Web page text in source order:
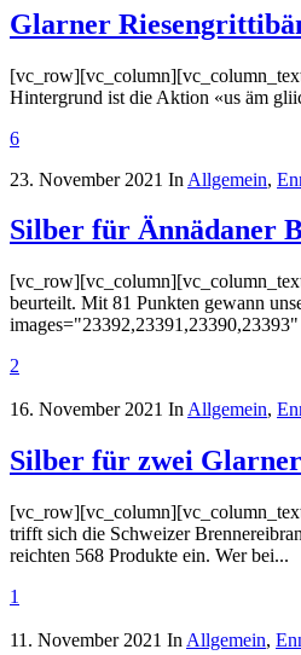
Glarner
Hintergrund ist die Aktion «us äm
6
23. November 2021 In Allgemein,
Silber für Ännädaner
beurteilt. Mit 81 Punkten gewann
2
16. November 2021 In Allgemein,
Silber für zwei
trifft sich die Schweizer
reichten 568 Produkte ein. Wer bei...
1
11. November 2021 In Allgemein,